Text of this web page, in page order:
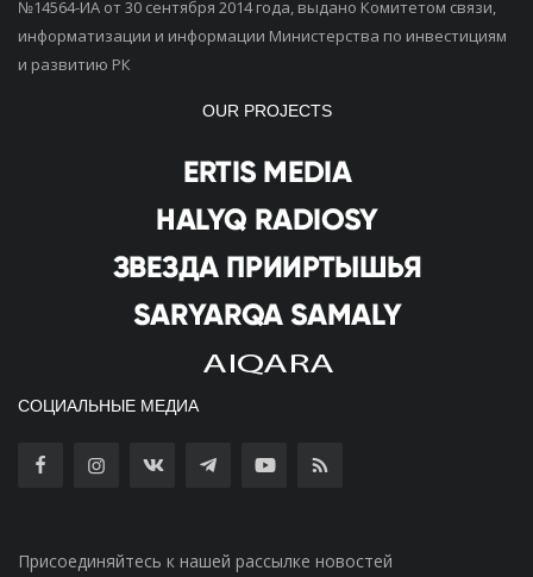
№14564-ИА от 30 сентября 2014 года, выдано Комитетом связи,
информатизации и информации Министерства по инвестициям
и развитию РК
OUR PROJECTS
СОЦИАЛЬНЫЕ МЕДИА
Присоединяйтесь к нашей рассылке новостей